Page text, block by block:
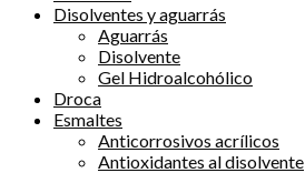
Disolventes y aguarrás
Aguarrás
Disolvente
Gel Hidroalcohólico
Droca
Esmaltes
Anticorrosivos acrílicos
Antioxidantes al disolvente